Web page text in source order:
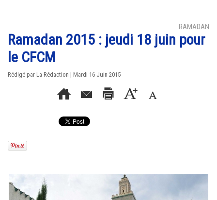
RAMADAN
Ramadan 2015 : jeudi 18 juin pour
le CFCM
Rédigé par La Rédaction | Mardi 16 Juin 2015